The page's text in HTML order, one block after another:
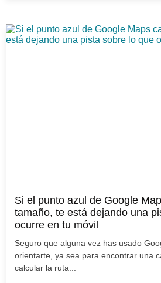
Si el punto azul de Google
tamaño, te está dejando una
ocurre en tu móvil
Seguro que alguna vez has usado
orientarte, ya sea para encontrar una
calcular la ruta...